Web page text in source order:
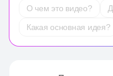
О чем это видео?
Какая основная идея?